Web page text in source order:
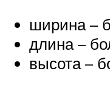
ширина –
длина –
высота –